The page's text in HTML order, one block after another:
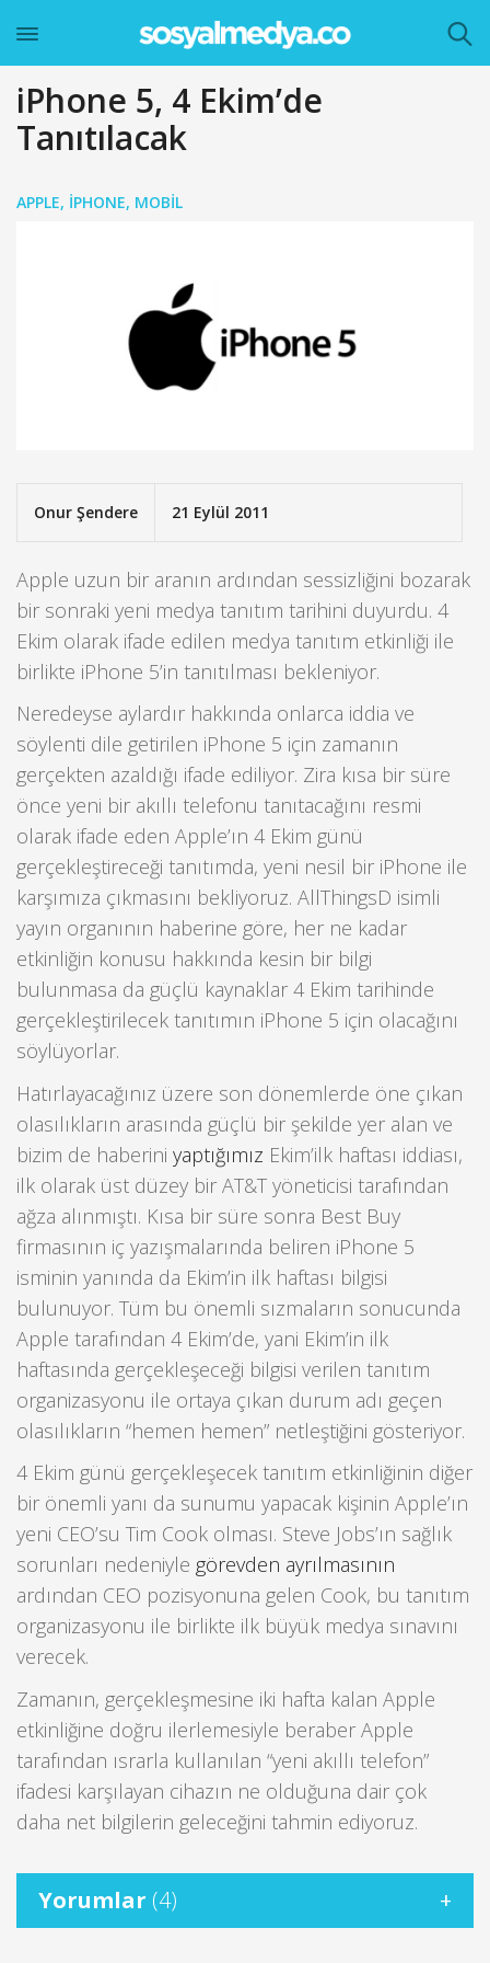
iPhone 5, 4 Ekim’de
Tanıtılacak
APPLE, IPHONE, MOBIL
Onur Şendere 21 Eylül 2011
Apple uzun bir aranın ardından sessizliğini bozarak
bir sonraki yeni medya tanıtım tarihini duyurdu. 4
Ekim olarak ifade edilen medya tanıtım etkinliği ile
birlikte iPhone 5’in tanıtılması bekleniyor.
Neredeyse aylardır hakkında onlarca iddia ve
söylenti dile getirilen iPhone 5 için zamanın
gerçekten azaldığı ifade ediliyor. Zira kısa bir süre
önce yeni bir akıllı telefonu tanıtacağını resmi
olarak ifade eden Apple’ın 4 Ekim günü
gerçekleştireceği tanıtımda, yeni nesil bir iPhone ile
karşımıza çıkmasını bekliyoruz. AllThingsD isimli
yayın organının haberine göre, her ne kadar
etkinliğin konusu hakkında kesin bir bilgi
bulunmasa da güçlü kaynaklar 4 Ekim tarihinde
gerçekleştirilecek tanıtımın iPhone 5 için olacağını
söylüyorlar.
Hatırlayacağınız üzere son dönemlerde öne çıkan
olasılıkların arasında güçlü bir şekilde yer alan ve
bizim de haberini yaptığımız Ekim’ilk haftası iddiası,
ilk olarak üst düzey bir AT&T yöneticisi tarafından
ağza alınmıştı. Kısa bir süre sonra Best Buy
firmasının iç yazışmalarında beliren iPhone 5
isminin yanında da Ekim’in ilk haftası bilgisi
bulunuyor. Tüm bu önemli sızmaların sonucunda
Apple tarafından 4 Ekim’de, yani Ekim’in ilk
haftasında gerçekleşeceği bilgisi verilen tanıtım
organizasyonu ile ortaya çıkan durum adı geçen
olasılıkların “hemen hemen” netleştiğini gösteriyor.
4 Ekim günü gerçekleşecek tanıtım etkinliğinin diğer
bir önemli yanı da sunumu yapacak kişinin Apple’ın
yeni CEO’su Tim Cook olması. Steve Jobs’ın sağlık
sorunları nedeniyle görevden ayrılmasının
ardından CEO pozisyonuna gelen Cook, bu tanıtım
organizasyonu ile birlikte ilk büyük medya sınavını
verecek.
Zamanın, gerçekleşmesine iki hafta kalan Apple
etkinliğine doğru ilerlemesiyle beraber Apple
tarafından ısrarla kullanılan “yeni akıllı telefon”
ifadesi karşılayan cihazın ne olduğuna dair çok
daha net bilgilerin geleceğini tahmin ediyoruz.
Yorumlar (4)